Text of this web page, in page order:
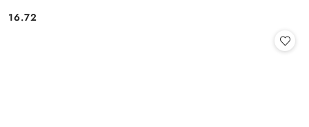
Cena:
16.72